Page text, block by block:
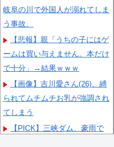
岐阜の川で外国人が溺れてしま
う事故。
【悲報】親「うちの子にはゲ
ームは買い与えません。本だけ
で十分」→結果ｗｗｗ
【画像】吉川愛さん(26)、縛
られてムチムチお乳が強調され
てしまう
【PICK】三峡ダム、豪雨で